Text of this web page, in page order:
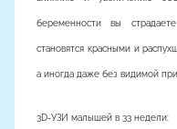
беременности вы
становятся красными и
а иногда даже без видимой
3D-УЗИ малышей в 33 недели: